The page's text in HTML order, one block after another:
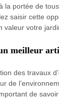
la portée de
saisir cette
valeur votre
meilleur
des travaux
de
de